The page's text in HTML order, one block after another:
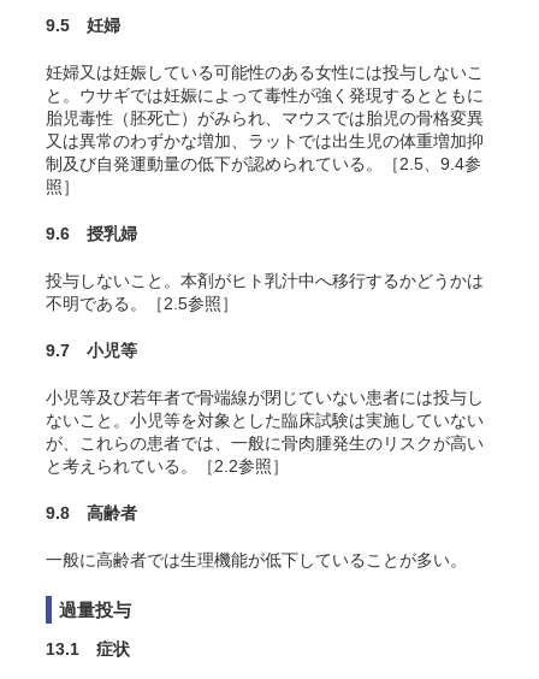
9.5 妊婦
妊婦又は妊娠している可能性のある女性には投与しないこ
と。ウサギでは妊娠によって毒性が強く発現するとともに
胎児毒性（胚死亡）がみられ、マウスでは胎児の骨格変異
又は異常のわずかな増加、ラットでは出生児の体重増加抑
制及び自発運動量の低下が認められている。［2.5、9.4参
照］
9.6 授乳婦
投与しないこと。本剤がヒト乳汁中へ移行するかどうかは
不明である。［2.5参照］
9.7 小児等
小児等及び若年者で骨端線が閉じていない患者には投与し
ないこと。小児等を対象とした臨床試験は実施していない
が、これらの患者では、一般に骨肉腫発生のリスクが高い
と考えられている。［2.2参照］
9.8 高齢者
一般に高齢者では生理機能が低下していることが多い。
過量投与
13.1 症状